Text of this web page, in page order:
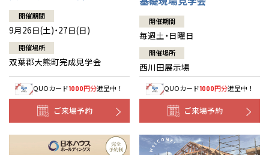
開催期間
9月26日(土)・27日(日)
開催場所
双葉郡大熊町完成見学会
QUOカード1000円分進呈中！
ご来場予約
開催期間
毎週土・日曜日
開催場所
西川田展示場
QUOカード1000円分進呈中！
ご来場予約